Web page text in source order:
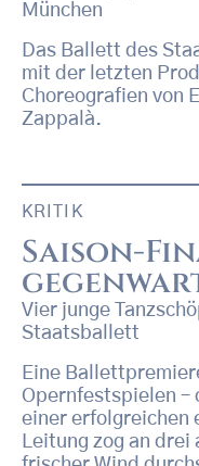
München
Das Ballett des
mit der letzten
Choreografien von
Zappalà.
KRITIK
Saison-
Vier junge
Staatsballett
Eine
Opernfestspielen –
einer erfolgreichen
Leitung zog an drei